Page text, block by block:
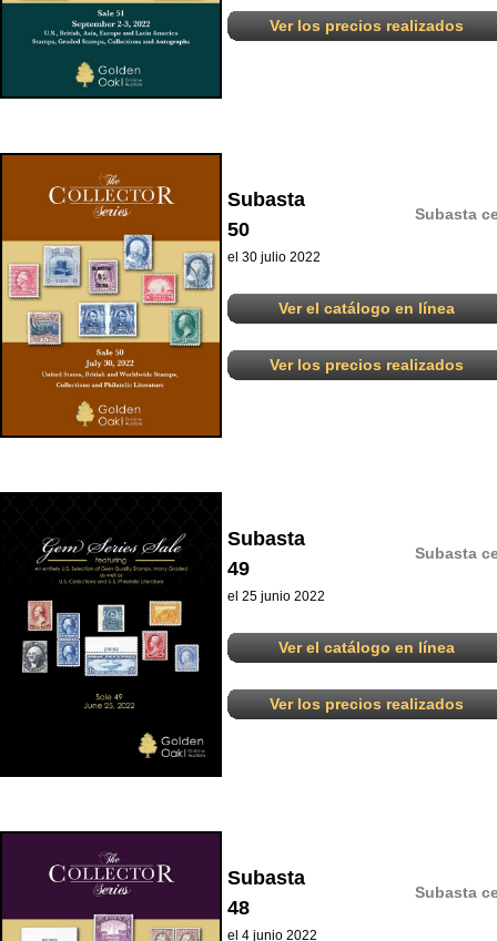
Ver los precios realizados
Subasta
50
Subasta
el 30 julio 2022
Ver el catálogo en línea
Ver los precios realizados
Subasta
49
Subasta
el 25 junio 2022
Ver el catálogo en línea
Ver los precios realizados
Subasta
48
Subasta
el 4 junio 2022